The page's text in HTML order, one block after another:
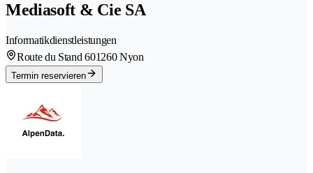
Mediasoft & Cie SA
Informatikdienstleistungen
Route du Stand 601260 Nyon
Termin reservieren